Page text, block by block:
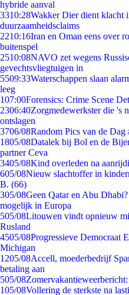
hybride aanval
3310:28Wakker Dier dient klacht
duurzaamheidsclaims
2210:16Iran en Oman eens over
buitenspel
2510:08NAVO zet wegens
gevechtsvliegtuigen in
5509:33Waterschappen slaan
leeg
107:00Forensics: Crime Scene
2306:40Zorgmedewerkster die 's
ontslagen
3706/08Random Pics van de Dag
1805/08Datalek bij Bol en de
partner Ceva
3405/08Kind overleden na
605/08Nieuw slachtoffer in
B. (66)
305/08Geen Qatar en Abu
mogelijk in Europa
505/08Litouwen vindt opnieuw
Rusland
4505/08Progressieve Democraat
Michigan
1205/08Accell, moederbedrijf
betaling aan
505/08
105/08Vollering de sterkste na